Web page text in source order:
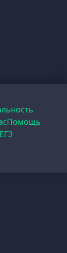
Помощь
ЕГЭ